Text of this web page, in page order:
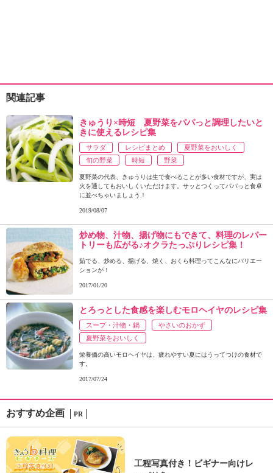
関連記事
きゅうり×時短 夏野菜をパパっと調理したいと
きに使えるレシピ集
サラダ レシピまとめ
夏野菜をおいしく
旬の野菜
時短 野菜
夏野菜の代表、きゅうりは生で食べることが多い食材ですが、実は
火を通してもおいしくいただけます。サッとつくってパパっと食卓
に並べちゃいましょう！
2019/08/07
炒め物、汁物、揚げ物にもできて、料理のレパー
トリーも広がる♪オクラたっぷりレシピ集！
茹でる、炒める、揚げる、焼く、おくら料理ってこんなにバリエー
ションが！
2017/01/20
とろっとした食感を楽しむモロヘイヤのレシピ集
スープ・汁物・鍋
やさいのおかず
夏野菜をおいしく
栄養価の高いモロヘイヤは、疲れやすい夏にはうってつけの食材で
す。
2017/07/24
おすすめ企画 PR
工程写真付き！ビギナー向けレ